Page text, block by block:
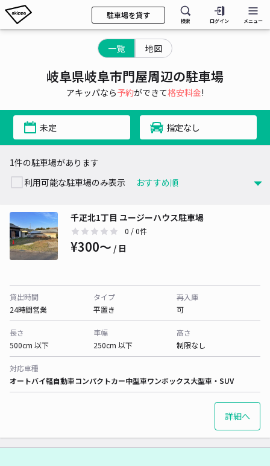
駐車場を貸す
検索 ログイン メニュー
一覧 地図
岐阜県岐阜市門屋周辺の駐車場
アキッパなら予約ができて格安料金!
未定 指定なし
1件の駐車場があります
利用可能な駐車場のみ表示
千疋北1丁目 ユージーハウス駐車場
0 / 0件
¥300〜 / 日
貸出時間
24時間営業
タイプ
平置き
再入庫
可
長さ
500cm 以下
車幅
250cm 以下
高さ
制限なし
対応車種
オートバイ軽自動車コンパクトカー中型車ワンボックス大型車・SUV
詳細へ